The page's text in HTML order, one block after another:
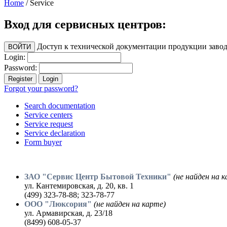
Home / Service
Вход для сервисных центров:
Доступ к технической документации продукции
Login:
Password:
Forgot your password?
Search documentation
Service centers
Service request
Service declaration
Form buyer
ЗАО "Сервис Центр Бытовой Техники" (не найден на
ул. Кантемировская, д. 20, кв. 1
(499) 323-78-88; 323-78-77
ООО "Люксория" (не найден на карте)
ул. Армавирская, д. 23/18
(8499) 608-05-37